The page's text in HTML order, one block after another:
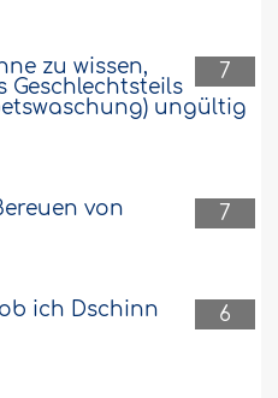
7
zu wissen,
Geschlechtsteils
ungültig
7
von
6
ich Dschinn